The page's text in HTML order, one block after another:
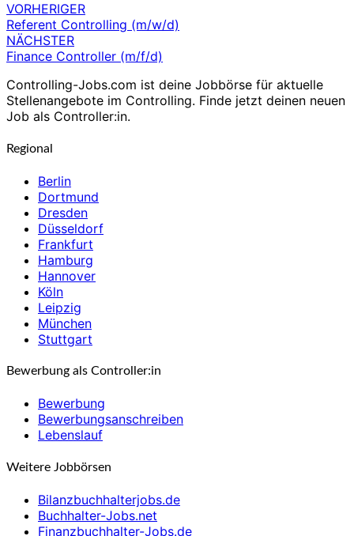
Beitragsnavigation
VORHERIGER
Referent Controlling (m/w/d)
NÄCHSTER
Finance Controller (m/f/d)
Controlling-Jobs.com ist deine Jobbörse für aktuelle
Stellenangebote im Controlling. Finde jetzt deinen neuen
Job als Controller:in.
Regional
Berlin
Dortmund
Dresden
Düsseldorf
Frankfurt
Hamburg
Hannover
Köln
Leipzig
München
Stuttgart
Bewerbung als Controller:in
Bewerbung
Bewerbungsanschreiben
Lebenslauf
Weitere Jobbörsen
Bilanzbuchhalterjobs.de
Buchhalter-Jobs.net
Finanzbuchhalter-Jobs.de